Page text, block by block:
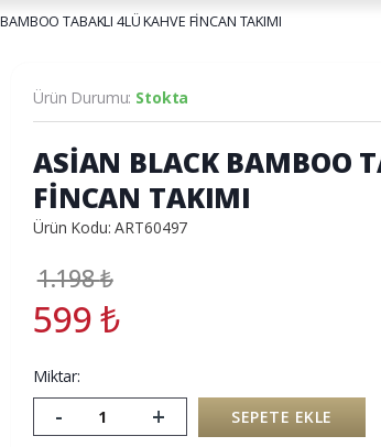
TABAKLI 4LÜ KAHVE FİNCAN TAKIMI
Ürün Durumu: Stokta
ASİAN BLACK BAMBOO
FİNCAN TAKIMI
Ürün Kodu: ART60497
1.198₺
599₺
Miktar:
- + SEPETE EKLE